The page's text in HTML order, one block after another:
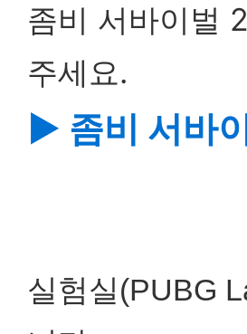
좀비 서바이벌
주세요.
▶ 좀비 서바
실험실(PUBG